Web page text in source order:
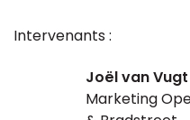
Intervenants :
Joël van Vugt
Marketing